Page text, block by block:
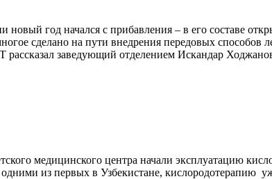
год начался с прибавления – в его составе
сделано на пути внедрения передовых способов
заведующий отделением Искандар
медицинского центра начали эксплуатацию
из первых в Узбекистане, кислородотерапию